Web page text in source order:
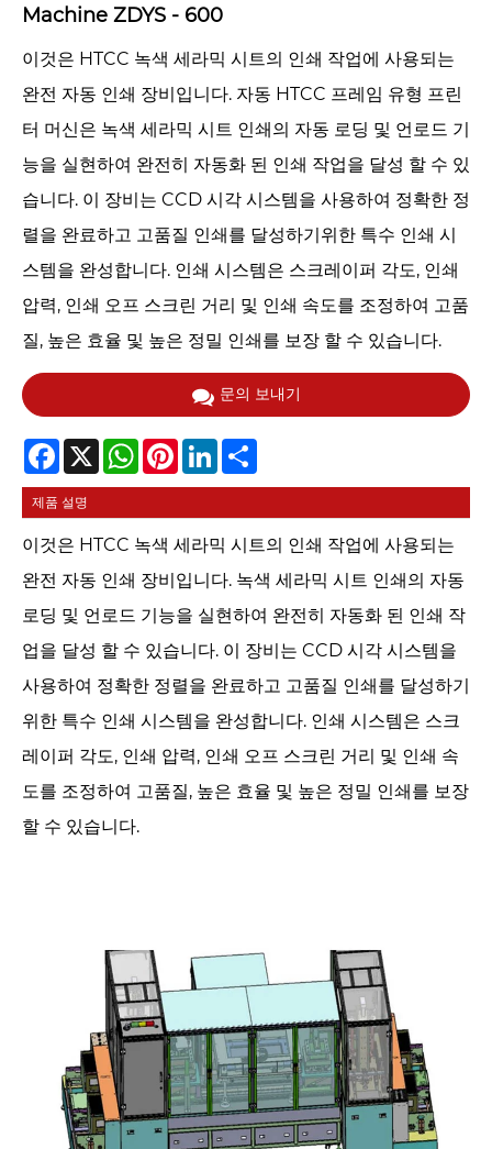
Machine ZDYS - 600
이것은 HTCC 녹색 세라믹 시트의 인쇄 작업에 사용되는
완전 자동 인쇄 장비입니다. 자동 HTCC 프레임 유형 프린
터 머신은 녹색 세라믹 시트 인쇄의 자동 로딩 및 언로드 기
능을 실현하여 완전히 자동화 된 인쇄 작업을 달성 할 수 있
습니다. 이 장비는 CCD 시각 시스템을 사용하여 정확한 정
렬을 완료하고 고품질 인쇄를 달성하기위한 특수 인쇄 시
스템을 완성합니다. 인쇄 시스템은 스크레이퍼 각도, 인쇄
압력, 인쇄 오프 스크린 거리 및 인쇄 속도를 조정하여 고품
질, 높은 효율 및 높은 정밀 인쇄를 보장 할 수 있습니다.
문의 보내기
Facebook
X WhatsAppPinterestLinkedIn
제품 설명
이것은 HTCC 녹색 세라믹 시트의 인쇄 작업에 사용되는
완전 자동 인쇄 장비입니다. 녹색 세라믹 시트 인쇄의 자동
로딩 및 언로드 기능을 실현하여 완전히 자동화 된 인쇄 작
업을 달성 할 수 있습니다. 이 장비는 CCD 시각 시스템을
사용하여 정확한 정렬을 완료하고 고품질 인쇄를 달성하기
위한 특수 인쇄 시스템을 완성합니다. 인쇄 시스템은 스크
레이퍼 각도, 인쇄 압력, 인쇄 오프 스크린 거리 및 인쇄 속
도를 조정하여 고품질, 높은 효율 및 높은 정밀 인쇄를 보장
할 수 있습니다.